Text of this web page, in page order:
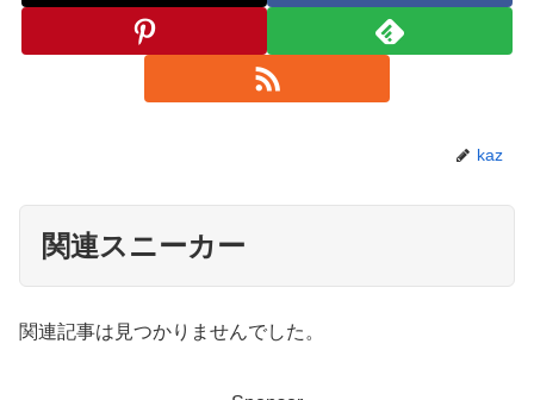
kaz
関連スニーカー
関連記事は見つかりませんでした。